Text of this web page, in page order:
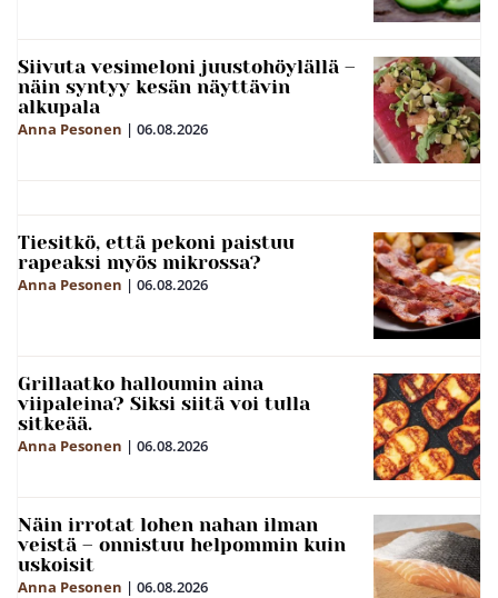
Siivuta vesimeloni juustohöylällä –
näin syntyy kesän näyttävin
alkupala
Anna Pesonen | 06.08.2026
Tiesitkö, että pekoni paistuu
rapeaksi myös mikrossa?
Anna Pesonen | 06.08.2026
Grillaatko halloumin aina
viipaleina? Siksi siitä voi tulla
sitkeää.
Anna Pesonen | 06.08.2026
Näin irrotat lohen nahan ilman
veistä – onnistuu helpommin kuin
uskoisit
Anna Pesonen | 06.08.2026